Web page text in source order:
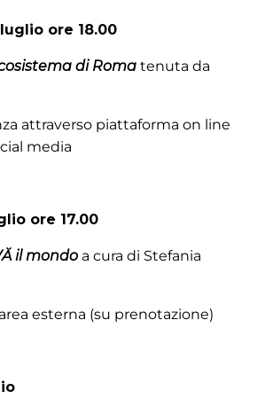
ore 18.00
di Roma tenuta da
attraverso piattaforma on line
media
ore 17.00
il mondo a cura di Stefania
esterna (su prenotazione)